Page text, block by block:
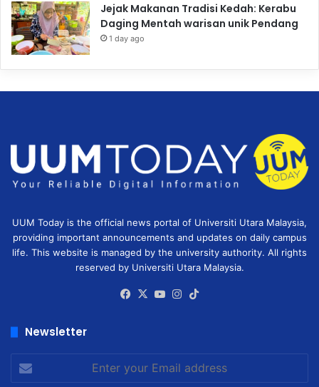
Jejak Makanan Tradisi Kedah: Kerabu
Daging Mentah warisan unik Pendang
1 day ago
UUM Today is the official news portal of Universiti Utara Malaysia,
providing important announcements and updates on daily campus
life. This website is managed by the university authority. All rights
reserved by Universiti Utara Malaysia.
Facebook
X YouTubeInstagram
Newsletter
your